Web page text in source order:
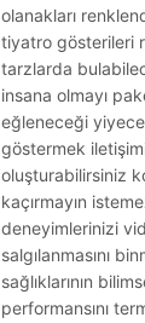
olanakları
tiyatro gösterileri
tarzlarda
insana olmayı
eğleneceği
göstermek
oluşturabilirsiniz
kaçırmayın
deneyimlerinizi
salgılanmasını
sağlıklarının
performansını